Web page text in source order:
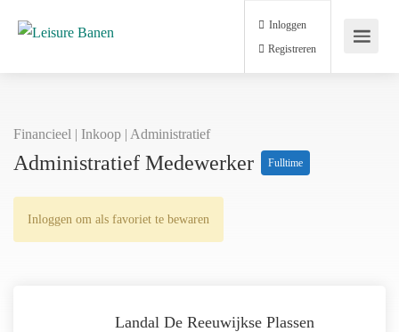
Inloggen
Registreren
Financieel | Inkoop | Administratief
Administratief Medewerker Fulltime
Inloggen om als favoriet te bewaren
Landal De Reeuwijkse Plassen